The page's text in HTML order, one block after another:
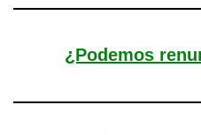
¿Podemos